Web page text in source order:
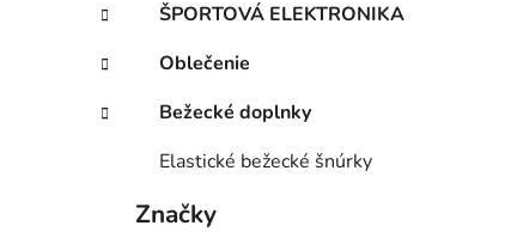
ŠPORTOVÁ ELEKTRONIKA
Oblečenie
Bežecké doplnky
Elastické bežecké šnúrky
Značky